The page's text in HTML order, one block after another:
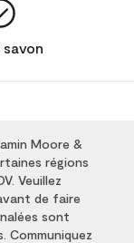
savon
Moore &
régions
Veuillez
de faire
sont
Communiquez